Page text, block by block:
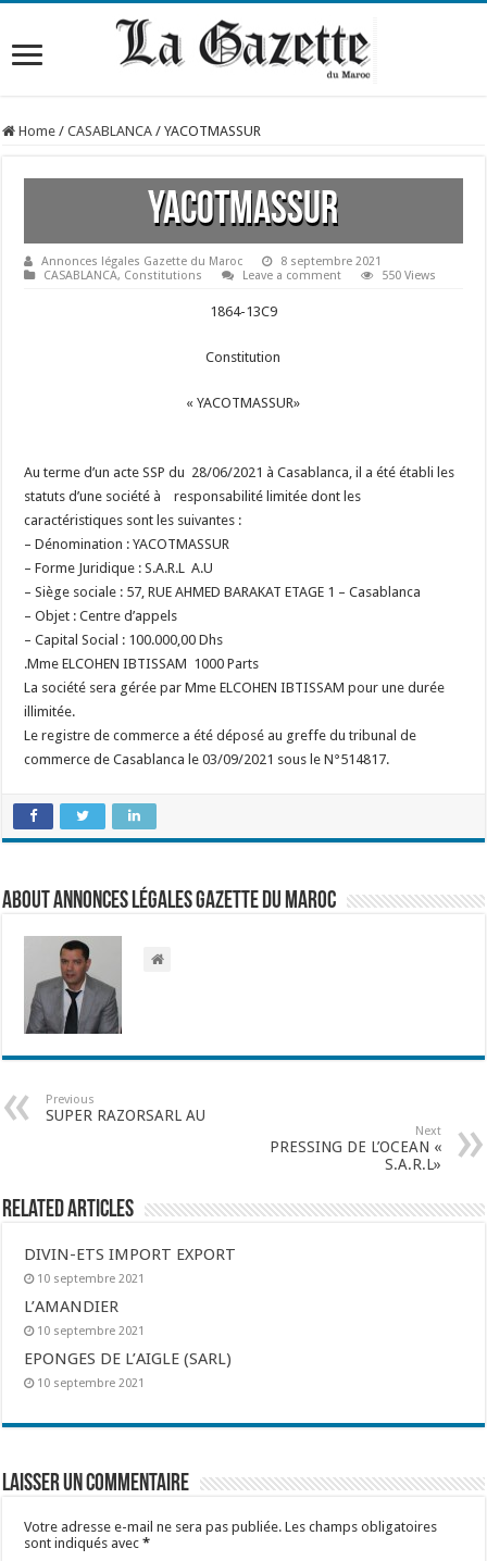
Home / CASABLANCA / YACOTMASSUR
YACOTMASSUR
Annonces légales Gazette du Maroc
8 septembre 2021
CASABLANCA, Constitutions Leave a comment 550 Views
1864-13C9
Constitution
« YACOTMASSUR»
Au terme d’un acte SSP du 28/06/2021 à Casablanca, il a été établi les
statuts d’une société à responsabilité limitée dont les
caractéristiques sont les suivantes :
– Dénomination : YACOTMASSUR
– Forme Juridique : S.A.R.L A.U
– Siège sociale : 57, RUE AHMED BARAKAT ETAGE 1 – Casablanca
– Objet : Centre d’appels
– Capital Social : 100.000,00 Dhs
.Mme ELCOHEN IBTISSAM 1000 Parts
La société sera gérée par Mme ELCOHEN IBTISSAM pour une durée
illimitée.
Le registre de commerce a été déposé au greffe du tribunal de
commerce de Casablanca le 03/09/2021 sous le N°514817.
About Annonces légales Gazette du Maroc
Previous
SUPER RAZORSARL AU
Next
PRESSING DE L’OCEAN «
S.A.R.L»
Related Articles
DIVIN-ETS IMPORT EXPORT
10 septembre 2021
L’AMANDIER
10 septembre 2021
EPONGES DE L’AIGLE (SARL)
10 septembre 2021
Laisser un commentaire
Votre adresse e-mail ne sera pas publiée. Les champs obligatoires
sont indiqués avec*